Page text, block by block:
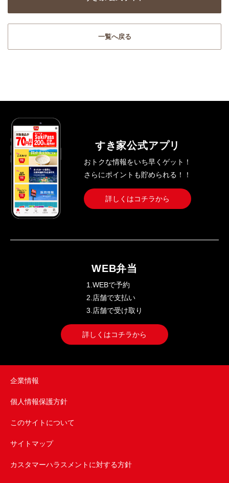
一覧へ戻る
すき家公式アプリ
おトクな情報をいち早くゲット！
さらにポイントも貯められる！！
詳しくはコチラから
WEB弁当
1.WEBで予約
2.店舗で支払い
3.店舗で受け取り
詳しくはコチラから
企業情報
個人情報保護方針
このサイトについて
サイトマップ
カスタマーハラスメントに対する方針